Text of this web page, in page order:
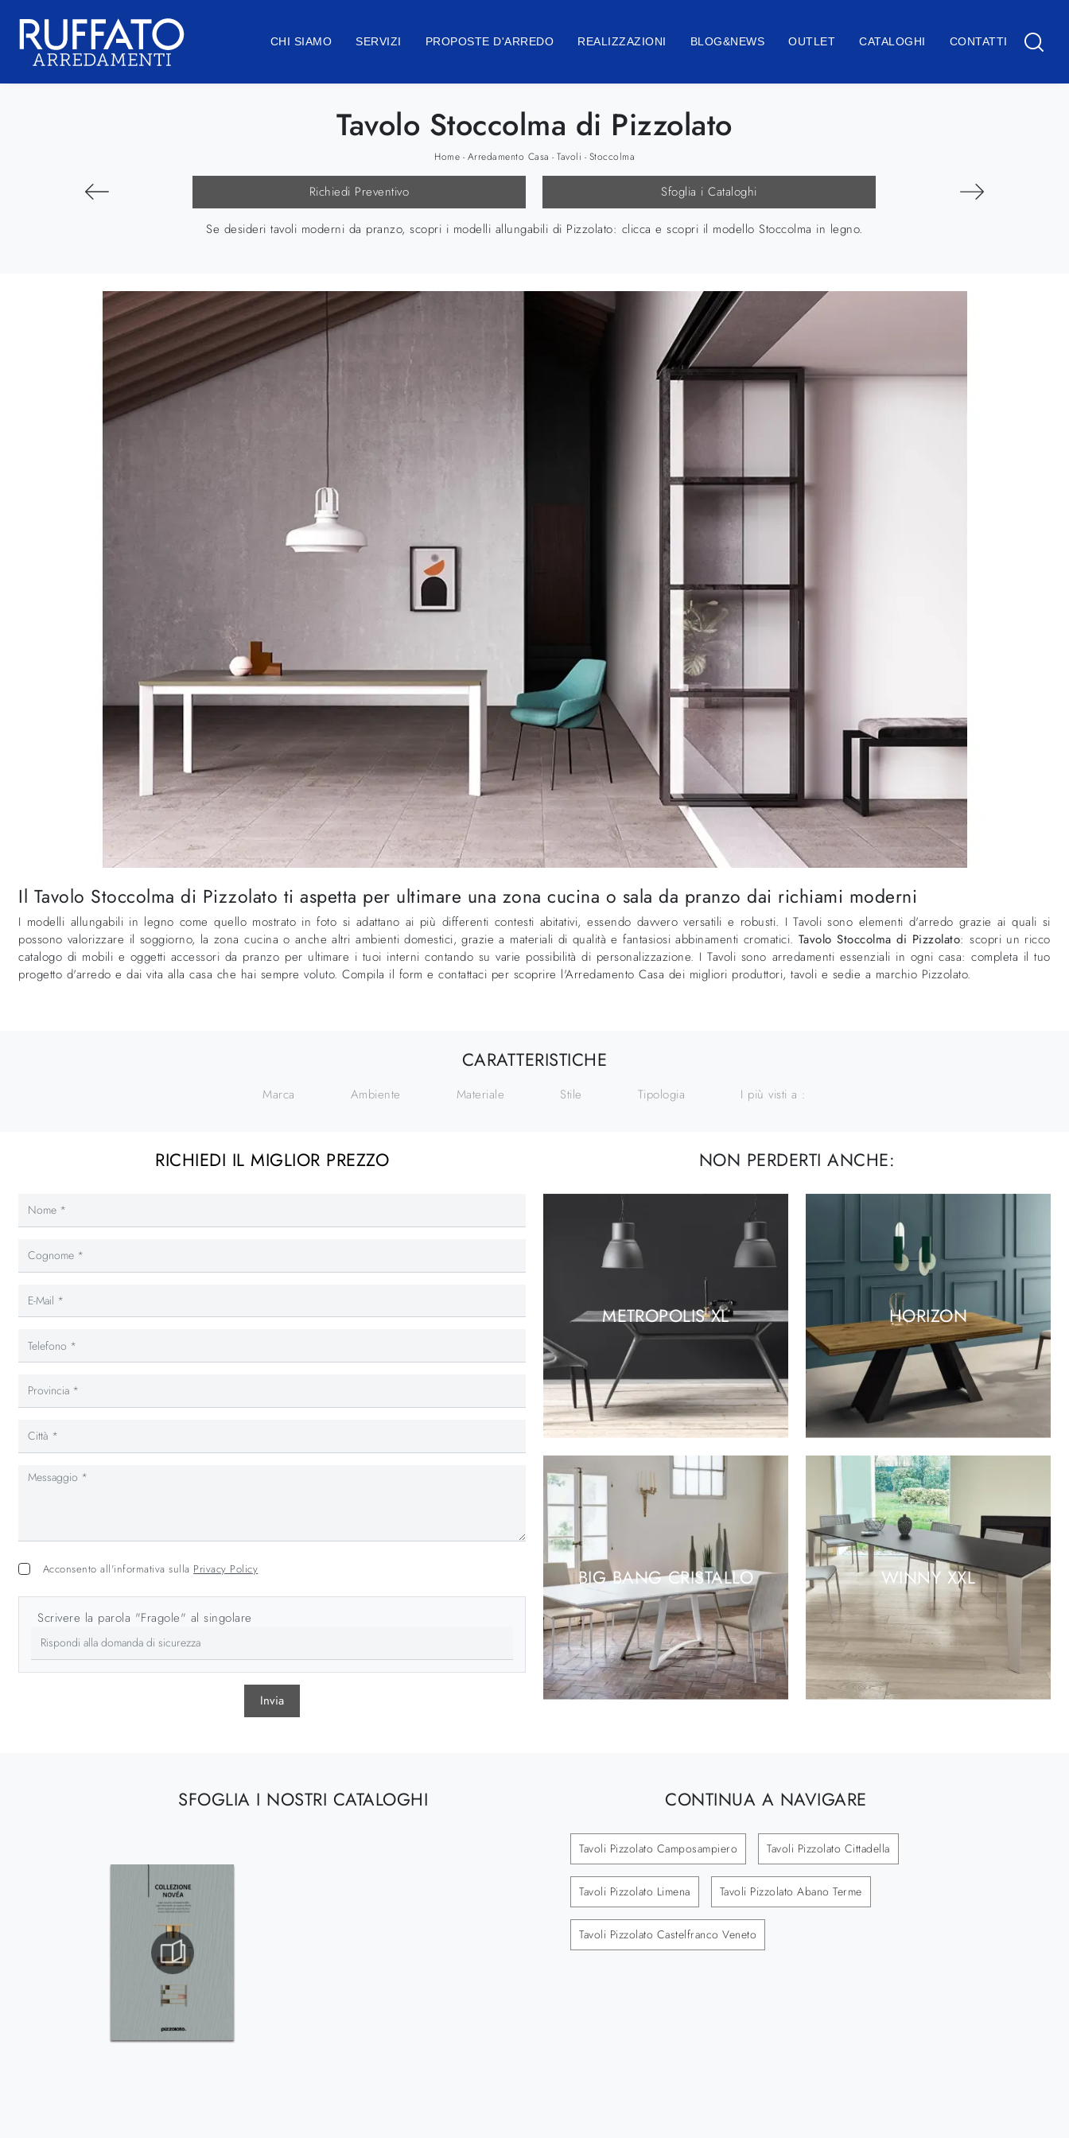
CHI SIAMO SERVIZI PROPOSTE D'ARREDO REALIZZAZIONI BLOG&NEWS OUTLET CATALOGHI CONTATTI
Tavolo Stoccolma di Pizzolato
Home -Arredamento Casa -Tavoli -Stoccolma
Richiedi Preventivo Sfoglia i Cataloghi
Se desideri tavoli moderni da pranzo, scopri i modelli allungabili di Pizzolato: clicca e scopri il modello Stoccolma in legno.
Il Tavolo Stoccolma di Pizzolato ti aspetta per ultimare una zona cucina o sala da pranzo dai richiami moderni
I modelli allungabili in legno come quello mostrato in foto si adattano ai più differenti contesti abitativi, essendo davvero versatili e robusti. I Tavoli sono elementi d'arredo grazie ai quali si
possono valorizzare il soggiorno, la zona cucina o anche altri ambienti domestici, grazie a materiali di qualità e fantasiosi abbinamenti cromatici. Tavolo Stoccolma di Pizzolato: scopri un ricco
catalogo di mobili e oggetti accessori da pranzo per ultimare i tuoi interni contando su varie possibilità di personalizzazione. I Tavoli sono arredamenti essenziali in ogni casa: completa il tuo
progetto d'arredo e dai vita alla casa che hai sempre voluto. Compila il form e contattaci per scoprire l'Arredamento Casa dei migliori produttori, tavoli e sedie a marchio Pizzolato.
CARATTERISTICHE
Marca Ambiente Materiale Stile Tipologia I più visti a :
RICHIEDI IL MIGLIOR PREZZO
Acconsento all'informativa sulla Privacy Policy
Scrivere la parola "Fragole" al singolare
Invia
NON PERDERTI ANCHE:
METROPOLIS XL HORIZON
BIG BANG CRISTALLO WINNY XXL
SFOGLIA I NOSTRI CATALOGHI CONTINUA A NAVIGARE
Tavoli Pizzolato Camposampiero Tavoli Pizzolato Cittadella
Tavoli Pizzolato Limena Tavoli Pizzolato Abano Terme
Tavoli Pizzolato Castelfranco Veneto